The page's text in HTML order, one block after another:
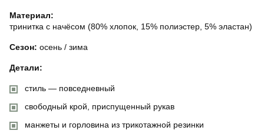
Материал:
тринитка с начёсом (80% хлопок, 15% полиэстер, 5% эластан)
Сезон: осень / зима
Детали:
стиль — повседневный
свободный крой, приспущенный рукав
манжеты и горловина из трикотажной резинки